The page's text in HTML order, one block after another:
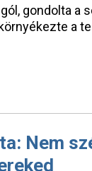
gondolta a
a
Nem